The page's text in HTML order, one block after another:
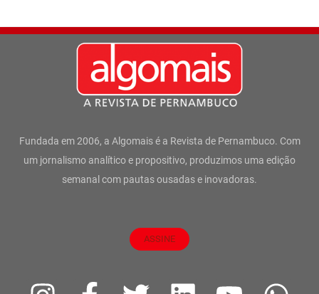
Fundada em 2006, a Algomais é a Revista de Pernambuco. Com
um jornalismo analítico e propositivo, produzimos uma edição
semanal com pautas ousadas e inovadoras.
ASSINE